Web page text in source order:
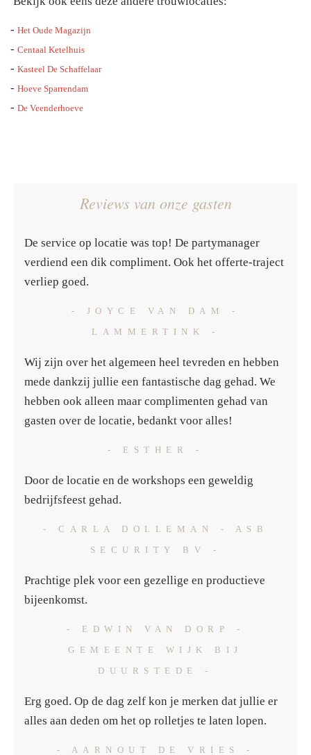
- Het Oude Magazijn
- Centaal Ketelhuis
- Kasteel De Schaffelaar
- Hoeve Sparrendam
- De Veenderhoeve
Reviews van onze gasten
De service op locatie was top! De partymanager
verdiend een dik compliment. Ook het offerte-traject
verliep goed.
- JOYCE VAN DAM -
LAMMERTINK -
Wij zijn over het algemeen heel tevreden en hebben
mede dankzij jullie een fantastische dag gehad. We
hebben ook alleen maar complimenten gehad van
gasten over de locatie, bedankt voor alles!
- ESTHER -
Door de locatie en de workshops een geweldig
bedrijfsfeest gehad.
- CARLA DOLLEMAN - ASB
SECURITY BV -
Prachtige plek voor een gezellige en productieve
bijeenkomst.
- EDWIN VAN DORP -
GEMEENTE WIJK BIJ
DUURSTEDE -
Erg goed. Op de dag zelf kon je merken dat jullie er
alles aan deden om het op rolletjes te laten lopen.
- AARNOUT DE VRIES -